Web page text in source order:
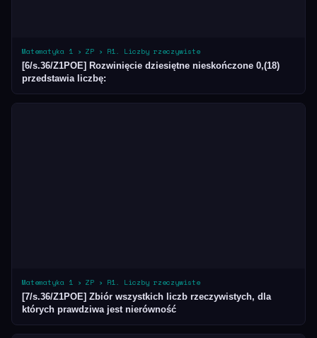
Matematyka 1 › ZP › R1. Liczby rzeczywiste
[6/s.36/Z1POE] Rozwinięcie dziesiętne nieskończone 0,(18)
przedstawia liczbę:
Matematyka 1 › ZP › R1. Liczby rzeczywiste
[7/s.36/Z1POE] Zbiór wszystkich liczb rzeczywistych, dla
których prawdziwa jest nierówność